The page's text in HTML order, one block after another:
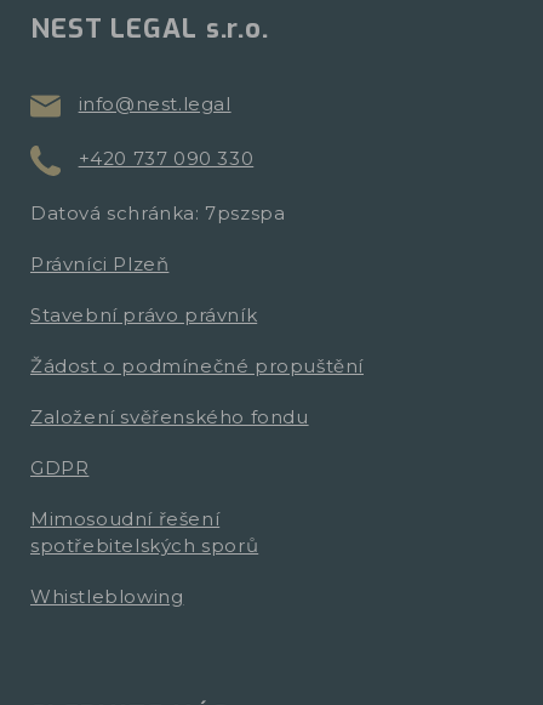
NEST LEGAL s.r.o.
info@nest.legal
+420 737 090 330
Datová schránka: 7pszspa
Právníci Plzeň
Stavební právo právník
Žádost o podmínečné propuštění
Založení svěřenského fondu
GDPR
Mimosoudní řešení
spotřebitelských sporů
Whistleblowing